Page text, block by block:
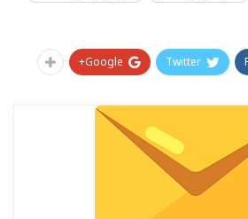
Twitter
Google+